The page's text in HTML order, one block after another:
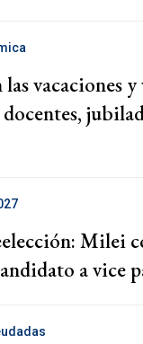
vacaciones y
Milei
a vice